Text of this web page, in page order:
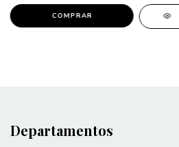
Departamentos